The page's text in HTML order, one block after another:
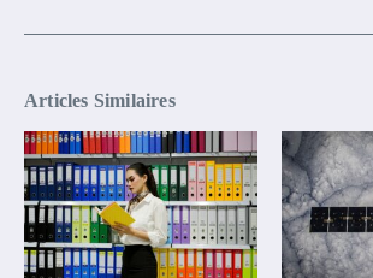
Articles Similaires